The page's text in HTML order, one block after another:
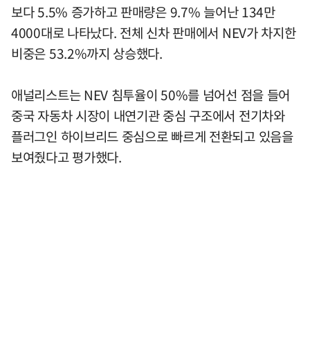
보다 5.5% 증가하고 판매량은 9.7% 늘어난 134만
4000대로 나타났다. 전체 신차 판매에서 NEV가 차지한
비중은 53.2%까지 상승했다.
애널리스트는 NEV 침투율이 50%를 넘어선 점을 들어
중국 자동차 시장이 내연기관 중심 구조에서 전기차와
플러그인 하이브리드 중심으로 빠르게 전환되고 있음을
보여줬다고 평가했다.